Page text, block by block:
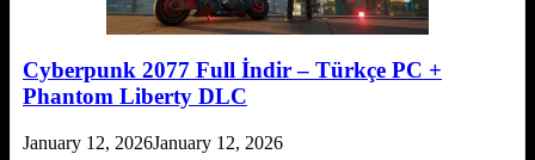
Cyberpunk 2077 Full İndir – Türkçe PC +
Phantom Liberty DLC
January 12, 2026January 12, 2026